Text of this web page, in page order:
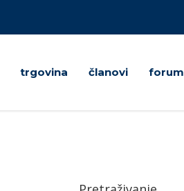
trgovina članovi forum